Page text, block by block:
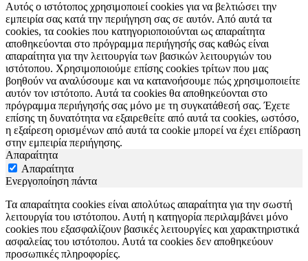
Αυτός ο ιστότοπος χρησιμοποιεί cookies για να βελτιώσει την
εμπειρία σας κατά την περιήγηση σας σε αυτόν. Από αυτά τα
cookies, τα cookies που κατηγοριοποιούνται ως απαραίτητα
αποθηκεύονται στο πρόγραμμα περιήγησής σας καθώς είναι
απαραίτητα για την λειτουργία των βασικών λειτουργιών του
ιστότοπου. Χρησιμοποιούμε επίσης cookies τρίτων που μας
βοηθούν να αναλύσουμε και να κατανοήσουμε πώς χρησιμοποιείτε
αυτόν τον ιστότοπο. Αυτά τα cookies θα αποθηκεύονται στο
πρόγραμμα περιήγησής σας μόνο με τη συγκατάθεσή σας. Έχετε
επίσης τη δυνατότητα να εξαιρεθείτε από αυτά τα cookies, ωστόσο,
η εξαίρεση ορισμένων από αυτά τα cookie μπορεί να έχει επίδραση
στην εμπειρία περιήγησης.
Απαραίτητα
Απαραίτητα
Ενεργοποίηση πάντα
Τα απαραίτητα cookies είναι απολύτως απαραίτητα για την σωστή
λειτουργία του ιστότοπου. Αυτή η κατηγορία περιλαμβάνει μόνο
cookies που εξασφαλίζουν βασικές λειτουργίες και χαρακτηριστικά
ασφαλείας του ιστότοπου. Αυτά τα cookies δεν αποθηκεύουν
προσωπικές πληροφορίες.